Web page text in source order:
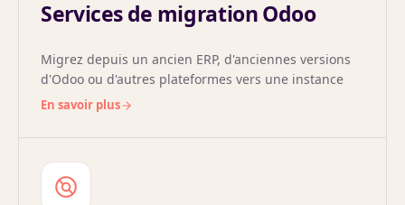
Services de migration Odoo
Migrez depuis un ancien ERP, d'anciennes versions
d'Odoo ou d'autres plateformes vers une instance
Odoo moderne — avec des données nettoyées, des
interruption.
En savoir plus